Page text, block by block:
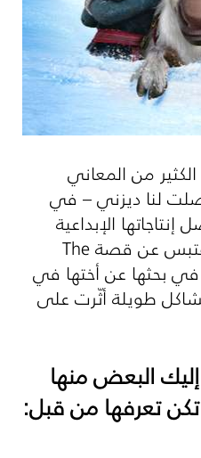
من المعاني
لنا ديزني – في
الإبداعية
عن قصةThe
في بحثها عن أختها في
طويلة أثّرت على
البعض منها
تعرفها من قبل: